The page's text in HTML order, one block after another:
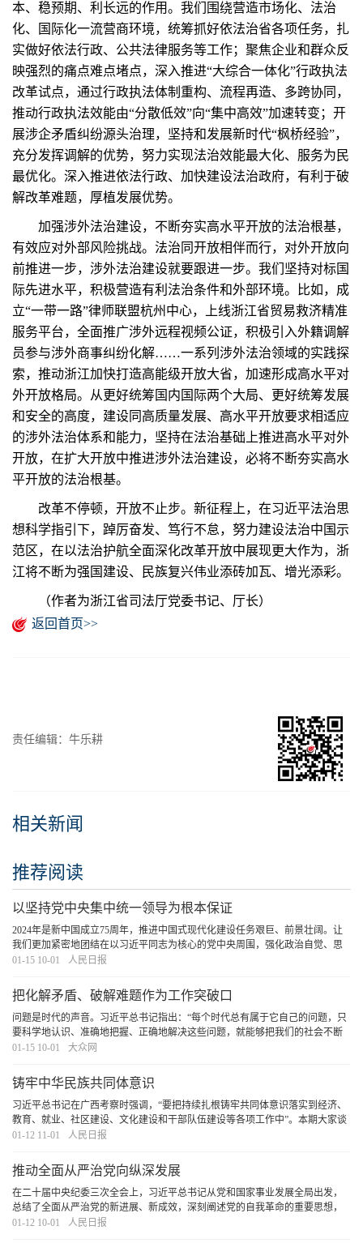
本、稳预期、利长远的作用。我们围绕营造市场化、法治
化、国际化一流营商环境，统筹抓好依法治省各项任务，扎
实做好依法行政、公共法律服务等工作；聚焦企业和群众反
映强烈的痛点难点堵点，深入推进“大综合一体化”行政执法
改革试点，通过行政执法体制重构、流程再造、多跨协同，
推动行政执法效能由“分散低效”向“集中高效”加速转变；开
展涉企矛盾纠纷源头治理，坚持和发展新时代“枫桥经验”，
充分发挥调解的优势，努力实现法治效能最大化、服务为民
最优化。深入推进依法行政、加快建设法治政府，有利于破
解改革难题，厚植发展优势。
加强涉外法治建设，不断夯实高水平开放的法治根基，
有效应对外部风险挑战。法治同开放相伴而行，对外开放向
前推进一步，涉外法治建设就要跟进一步。我们坚持对标国
际先进水平，积极营造有利法治条件和外部环境。比如，成
立“一带一路”律师联盟杭州中心，上线浙江省贸易救济精准
服务平台，全面推广涉外远程视频公证，积极引入外籍调解
员参与涉外商事纠纷化解……一系列涉外法治领域的实践探
索，推动浙江加快打造高能级开放大省，加速形成高水平对
外开放格局。从更好统筹国内国际两个大局、更好统筹发展
和安全的高度，建设同高质量发展、高水平开放要求相适应
的涉外法治体系和能力，坚持在法治基础上推进高水平对外
开放，在扩大开放中推进涉外法治建设，必将不断夯实高水
平开放的法治根基。
改革不停顿，开放不止步。新征程上，在习近平法治思
想科学指引下，踔厉奋发、笃行不怠，努力建设法治中国示
范区，在以法治护航全面深化改革开放中展现更大作为，浙
江将不断为强国建设、民族复兴伟业添砖加瓦、增光添彩。
（作者为浙江省司法厅党委书记、厅长）
返回首页>>
责任编辑：牛乐耕
相关新闻
推荐阅读
以坚持党中央集中统一领导为根本保证
2024年是新中国成立75周年，推进中国式现代化建设任务艰巨、前景壮阔。让
我们更加紧密地团结在以习近平同志为核心的党中央周围，强化政治自觉、思
想自觉、行动自觉，把党的自我革命的思路举措搞得更加严密，把每条战线、
01-15 10-01 人民日报
把化解矛盾、破解难题作为工作突破口
问题是时代的声音。习近平总书记指出：“每个时代总有属于它自己的问题，只
要科学地认识、准确地把握、正确地解决这些问题，就能够把我们的社会不断
推向前进。”以解决问题为工作导向，瞄着问题去，追着问题走，善于把化解矛
01-15 10-01 大众网
铸牢中华民族共同体意识
习近平总书记在广西考察时强调，“要把持续扎根铸牢共同体意识落实到经济、
教育、就业、社区建设、文化建设和干部队伍建设等各项工作中”。本期大家谈
刊登3篇稿件，为巩固发展各族人民团结奋斗的良好局面凝心聚力。
01-12 11-01 人民日报
推动全面从严治党向纵深发展
在二十届中央纪委三次全会上，习近平总书记从党和国家事业发展全局出发，
总结了全面从严治党的新进展、新成效，深刻阐述党的自我革命的重要思想，
对持续发力、纵深推进反腐败斗争作出战略部署。习近平总书记的重要讲话高
01-12 10-01 人民日报